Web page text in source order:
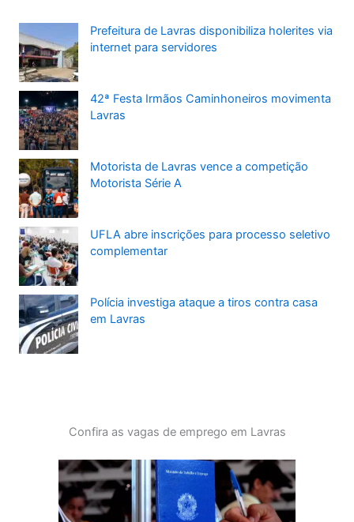
Prefeitura de Lavras disponibiliza holerites via
internet para servidores
42ª Festa Irmãos Caminhoneiros movimenta
Lavras
Motorista de Lavras vence a competição
Motorista Série A
UFLA abre inscrições para processo seletivo
complementar
Polícia investiga ataque a tiros contra casa
em Lavras
Confira as vagas de emprego em Lavras